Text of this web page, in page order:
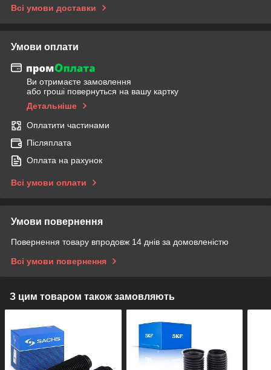
Всі умови доставки
Умови оплати
Ви отримаєте замовлення
або гроші повернуться на вашу картку
Детальніше
Оплатити частинами
Післяплата
Оплата на рахунок
Всі умови оплати
Умови повернення
Повернення товару впродовж 14 днів за домовленістю
Всі умови повернення
З цим товаром також замовляють